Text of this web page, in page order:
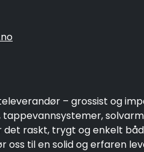
– grossist og
raskt, trygt og enkelt
til en solid og erfaren